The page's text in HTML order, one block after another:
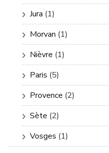
Jura (1)
Morvan (1)
Nièvre (1)
Paris (5)
Provence (2)
Sète (2)
Vosges (1)